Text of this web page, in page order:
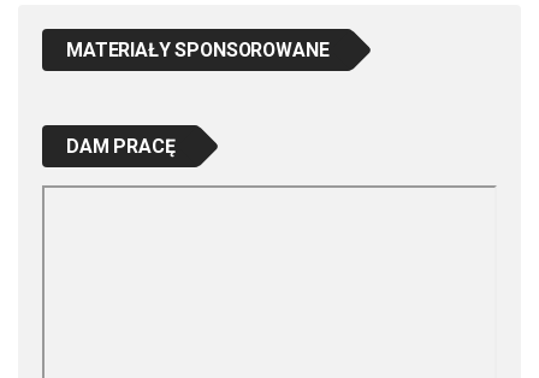
MATERIAŁY SPONSOROWANE
DAM PRACĘ